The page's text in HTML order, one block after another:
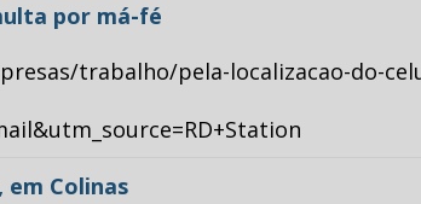
por má-fé
trabalho/pela-localizacao-do-
Colinas